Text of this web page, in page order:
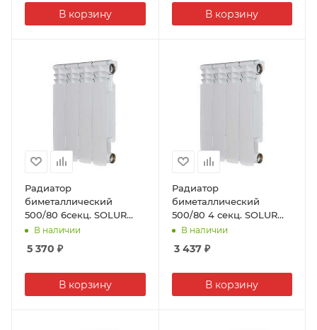
В корзину В корзину
Радиатор
биметаллический
500/80 6секц. SOLUR
PRESTIGE (190Вт)
В наличии
5 370 ₽
В корзину
Радиатор
биметаллический
500/80 4 секц. SOLUR
PRESTIGE (190Вт)
В наличии
3 437₽
В корзину